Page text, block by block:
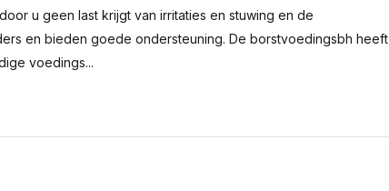
u geen last krijgt van irritaties en stuwing en de
en bieden goede ondersteuning. De borstvoedingsbh heeft
voedings...